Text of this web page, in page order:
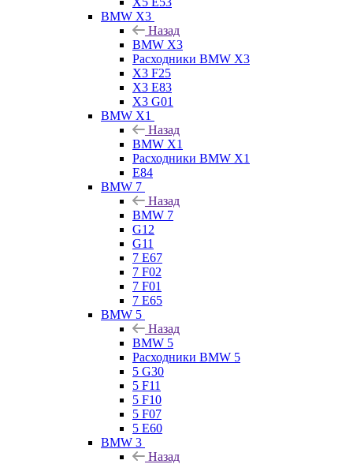
BMW X3
Назад
BMW X3
Расходники BMW X3
X3 F25
X3 E83
X3 G01
BMW X1
Назад
BMW X1
Расходники BMW X1
E84
BMW 7
Назад
BMW 7
G12
G11
7 Е67
7 F02
7 F01
7 E65
BMW 5
Назад
BMW 5
Расходники BMW 5
5 G30
5 F11
5 F10
5 F07
5 E60
BMW 3
Назад